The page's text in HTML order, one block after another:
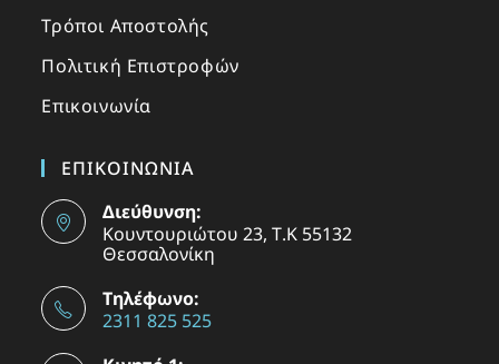
Τρόποι Αποστολής
Πολιτική Επιστροφών
Επικοινωνία
ΕΠΙΚΟΙΝΩΝΙΑ
Διεύθυνση:
Κουντουριώτου 23, Τ.Κ 55132
Θεσσαλονίκη
Τηλέφωνο:
2311 825 525